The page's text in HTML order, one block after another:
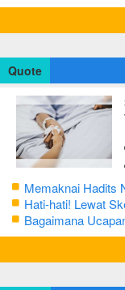
terjebak Tipu Daya
Quote
Memaknai Hadits
Secara Bijak Agar
Hati-hati! Lewat
Kurang dari 3
Bagaimana
Rasulullah